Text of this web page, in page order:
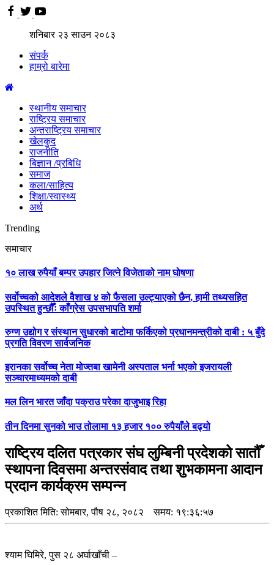
शनिबार २३साउन २०८३
संपर्क
हाम्रो बारेमा
स्थानीय समाचार
राष्ट्रिय समाचार
अन्तराष्ट्रिय समाचार
खेलकुद
राजनीति
बिज्ञान /प्रबिधि
समाज
कला/साहित्य
शिक्षा/स्वास्थ्य
अर्थ
Trending
समाचार
१० लाख रुपैयाँ बम्पर उपहार जित्ने विजेताको नाम घोषणा
सर्वोच्चको आदेशले वैशाख ४ को फैसला उल्ट्याएको छैन, हामी तथ्यसहित
उपस्थित हुन्छौँः काँग्रेस उपसभापति शर्मा
रुग्ण उद्योग र संस्थान सुधारको बाटोमा फर्किएको प्रधानमन्त्रीको दाबी : ५ बुँदे
प्रगति विवरण सार्वजनिक
इरानका सर्वोच्च नेता मोज्तबा खामेनी अस्पताल भर्ना भएको इजरायली
सञ्चारमाध्यमको दाबी
मल लिन भारत जाँदा पक्राउ परेका दाजुभाइ रिहा
तीन दिनमा सुनको भाउ तोलामा १३ हजार १०० रुपैयाँले बढ्यो
राष्ट्रिय दलित पत्रकार संघ लुम्बिनी प्रदेशको सातौँ
स्थापना दिवसमा अन्तरसंवाद तथा शुभकामना आदान
प्रदान कार्यक्रम सम्पन्न
प्रकाशित मिति:सोमबार, पौष २८, २०८२ समय: १९:३६:५७
श्याम घिमिरे, पुस २८ अर्घाखाँची –